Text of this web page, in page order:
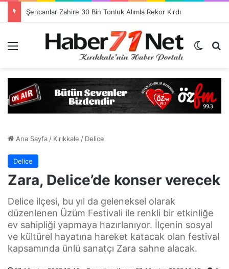
Dış
Ana Sayfa/ Kırıkkale / Delice
Delice
Zara, Delice’de konser verecek
Delice ilçesi, bu yıl da geleneksel olarak
düzenlenen Üzüm Festivali ile renkli bir etkinliğe
ev sahipliği yapmaya hazırlanıyor. İlçenin sosyal
ve kültürel hayatına hareket katacak olan festival
kapsamında ünlü sanatçı Zara sahne alacak.